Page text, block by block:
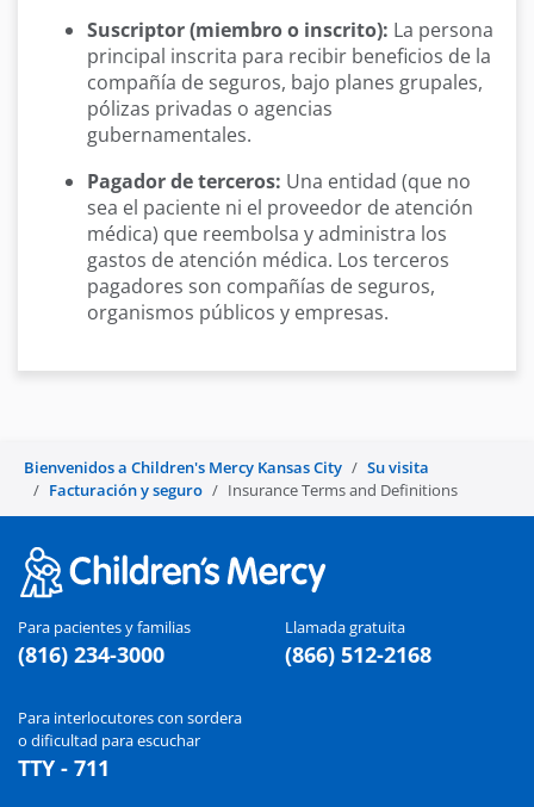
Suscriptor (miembro o inscrito): La persona
principal inscrita para recibir beneficios de la
compañía de seguros, bajo planes grupales,
pólizas privadas o agencias
gubernamentales.
Pagador de terceros: Una entidad (que no
sea el paciente ni el proveedor de atención
médica) que reembolsa y administra los
gastos de atención médica. Los terceros
pagadores son compañías de seguros,
organismos públicos y empresas.
Bienvenidos a Children's Mercy Kansas City
Su visita
Facturación y seguro
Insurance Terms and Definitions
Para pacientes y familias
(816) 234-3000
Llamada gratuita
(866) 512-2168
Para interlocutores con sordera
o dificultad para escuchar
TTY - 711